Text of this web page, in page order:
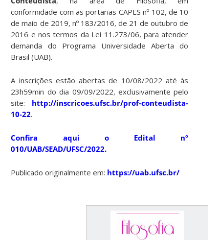
conformidade com as portarias CAPES nº 102, de 10
de maio de 2019, nº 183/2016, de 21 de outubro de
2016 e nos termos da Lei 11.273/06, para atender
demanda do Programa Universidade Aberta do
Brasil (UAB).
A inscrições estão abertas de 10/08/2022 até às
23h59min do dia 09/09/2022, exclusivamente pelo
site: http://inscricoes.ufsc.br/prof-conteudista-
10-22.
Confira aqui o Edital nº
010/UAB/SEAD/UFSC/2022.
Publicado originalmente em: https://uab.ufsc.br/